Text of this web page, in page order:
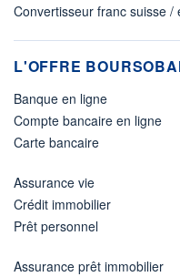
Convertisseur franc suisse /
L'OFFRE
Banque en ligne
Compte bancaire en ligne
Carte bancaire
Assurance vie
Crédit immobilier
Prêt personnel
Assurance prêt immobilier